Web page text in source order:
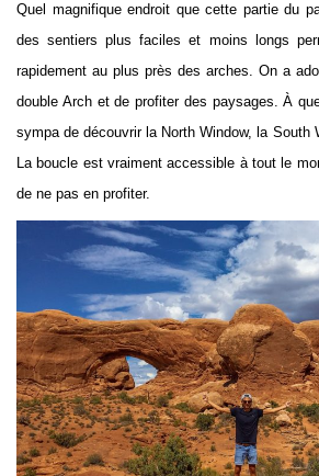
Quel magnifique endroit que cette partie du
des sentiers plus faciles et moins longs
rapidement au plus près des arches. On a
double Arch et de profiter des paysages. À
sympa de découvrir la North Window, la South
La boucle est vraiment accessible à tout le
de ne pas en profiter.